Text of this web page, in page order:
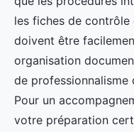
les fiches de
doivent être
organisation
de professionnalisme
Pour un
votre préparation